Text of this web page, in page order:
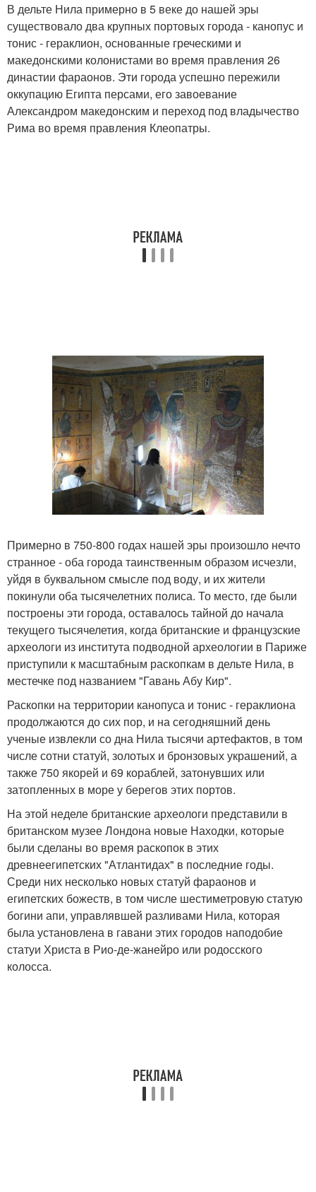
В дельте Нила примерно в 5 веке до нашей эры
существовало два крупных портовых города - канопус и
тонис - гераклион, основанные греческими и
македонскими колонистами во время правления 26
династии фараонов. Эти города успешно пережили
оккупацию Египта персами, его завоевание
Александром македонским и переход под владычество
Рима во время правления Клеопатры.
Примерно в 750-800 годах нашей эры произошло нечто
странное - оба города таинственным образом исчезли,
уйдя в буквальном смысле под воду, и их жители
покинули оба тысячелетних полиса. То место, где были
построены эти города, оставалось тайной до начала
текущего тысячелетия, когда британские и французские
археологи из института подводной археологии в Париже
приступили к масштабным раскопкам в дельте Нила, в
местечке под названием "Гавань Абу Кир".
Раскопки на территории канопуса и тонис - гераклиона
продолжаются до сих пор, и на сегодняшний день
ученые извлекли со дна Нила тысячи артефактов, в том
числе сотни статуй, золотых и бронзовых украшений, а
также 750 якорей и 69 кораблей, затонувших или
затопленных в море у берегов этих портов.
На этой неделе британские археологи представили в
британском музее Лондона новые Находки, которые
были сделаны во время раскопок в этих
древнеегипетских "Атлантидах" в последние годы.
Среди них несколько новых статуй фараонов и
египетских божеств, в том числе шестиметровую статую
богини апи, управлявшей разливами Нила, которая
была установлена в гавани этих городов наподобие
статуи Христа в Рио-де-жанейро или родосского
колосса.